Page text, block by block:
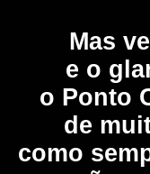
Mas
e o
o Ponto
de
como